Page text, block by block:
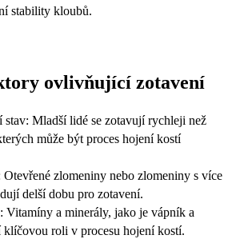
stability kloubů.
ovlivňující zotavení
stav: Mladší lidé se zotavují rychleji než
může být proces hojení kostí
zlomeniny nebo zlomeniny s více
delší dobu pro zotavení.
Vitamíny a minerály, jako je vápník a
roli v procesu hojení kostí.